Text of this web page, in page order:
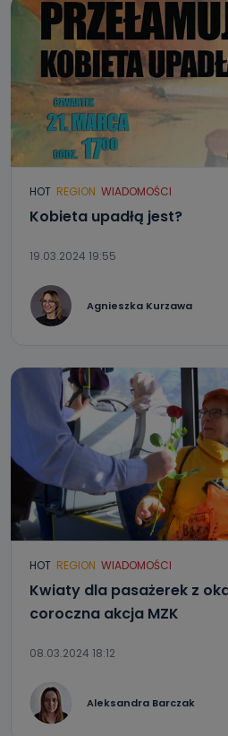
HOT REGION WIADOMOŚCI
Kobieta upadłą jest?
19.03.2024 19:55
Agnieszka Kurzawa
HOT REGION WIADOMOŚCI
Kwiaty dla pasażerek z
coroczna akcja MZK
08.03.2024 18:12
Aleksandra Barczak